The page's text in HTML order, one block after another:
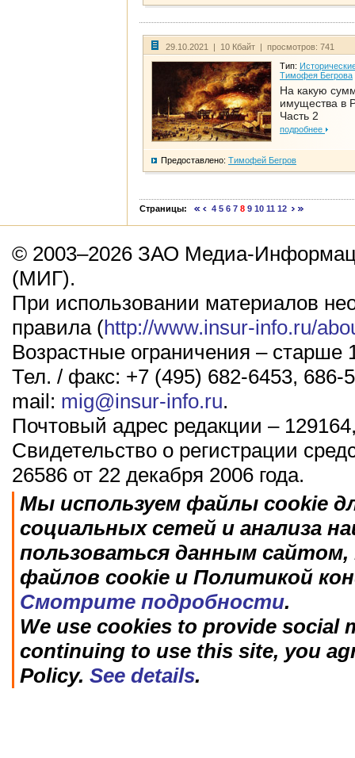
29.10.2021 | 10 Кбайт | просмотров: 741
Тип:
Тимофея Бегрова
На какую
имущества в
Часть 2
подробнее
Предоставлено: Тимофей Бегров
Страницы: 4 5 6 7 8 9 10 11 12
© 2003–2026 ЗАО Медиа-
(МИГ).
При использовании материалов
правила (http://www.insur-info.ru/
Возрастные ограничения – старше
Тел. / факс: +7 (495) 682-6453, 686-
mail: mig@insur-info.ru.
Почтовый адрес редакции –
Свидетельство о регистрации
26586 от 22 декабря 2006 года.
Мы используем файлы cookie
социальных сетей и анализа
пользоваться данным
файлов cookie и Политикой
Смотрите подробности.
We use cookies to provide social
continuing to use this site, you
Policy. See details.